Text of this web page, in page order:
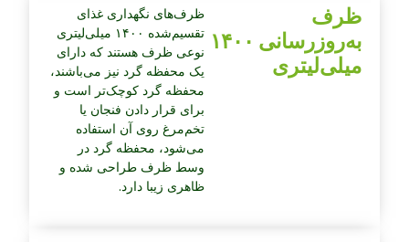
ظرف
به‌روزرسانی ۱۴۰۰
میلی‌لیتری
ظرف‌های نگهداری غذای
تقسیم‌شده ۱۴۰۰ میلی‌لیتری
نوعی ظرف هستند که دارای
یک محفظه گرد نیز می‌باشند،
محفظه گرد کوچک‌تر است و
برای قرار دادن فنجان یا
تخم‌مرغ روی آن استفاده
می‌شود، محفظه گرد در
وسط ظرف طراحی شده و
ظاهری زیبا دارد.